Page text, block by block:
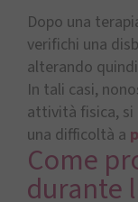
Dopo una
verifichi una
alterando
In tali casi,
attività fisica, si
una difficoltà a
Come
durante